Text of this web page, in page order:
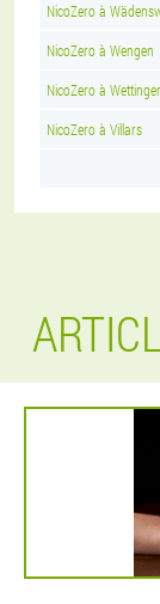
NicoZero à
NicoZero à Wengen
NicoZero à
NicoZero à Villars